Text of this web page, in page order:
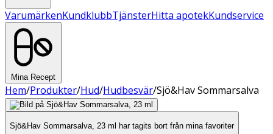
VarumärkenKundklubbTjänsterHitta apotekKundservice
Mina Recept
Hem/Produkter/Hud/Hudbesvär/Sjö&Hav Sommarsalva
Sjö&Hav Sommarsalva, 23 ml har tagits bort från mina favoriter